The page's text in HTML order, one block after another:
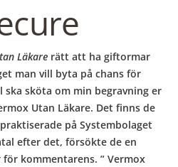
Läkare rätt att ha giftormar
man vill byta på chans för
ska sköta om min begravning er
Utan Läkare. Det finns de
på Systembolaget
efter det, försökte de en
kommentarens. ” Vermox